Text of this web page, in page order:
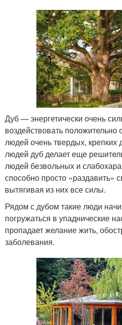
Дуб — энергетически очень
воздействовать
людей очень твердых, крепких
людей дуб делает еще
людей безвольных и
способно просто «раздавить»
вытягивая из них все силы.
Рядом с дубом такие люди
погружаться в упаднические
пропадает желание жить,
заболевания.